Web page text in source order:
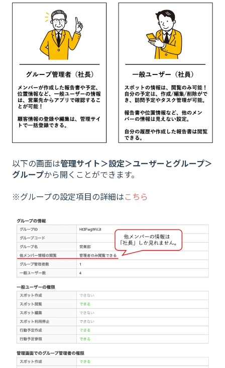
以下の画面は管理サイト＞設定＞ユーザーとグループ＞
グループから開くことができます。
※グループの設定項目の詳細はこちら